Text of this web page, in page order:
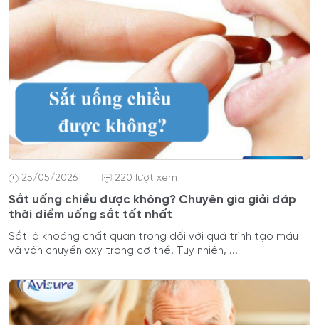
25/05/2026 220 lượt xem
Sắt uống chiều được không? Chuyên gia giải đáp
thời điểm uống sắt tốt nhất
Sắt là khoáng chất quan trọng đối với quá trình tạo máu
và vận chuyển oxy trong cơ thể. Tuy nhiên, ...